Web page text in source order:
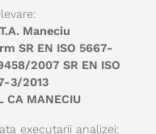
Maneciu
SR EN ISO 5667-
2007 SR EN ISO
3/2013
CA MANECIU
executarii analizei: